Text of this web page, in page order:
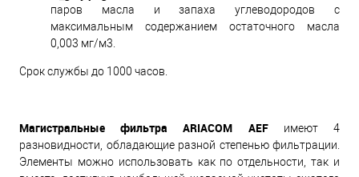
паров масла и запаха углеводородов с
максимальным содержанием остаточного масла
0,003 мг/м3.
Срок службы до 1000 часов.
Магистральные фильтра ARIACOM AEFимеют 4
разновидности, обладающие разной степенью фильтрации.
Элементы можно использовать как по отдельности, так и